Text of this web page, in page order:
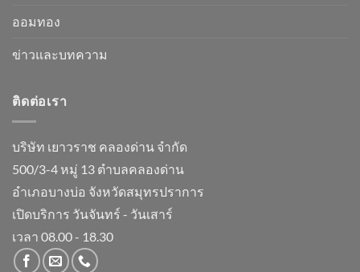
ออมทอง
ข่าวและบทความ
ติดต่อเรา
บริษัท เยาวราช คลองด่าน จำกัด
500/3-4 หมู่ 13 ตำบลคลองด่าน
อำเภอบางบ่อ จังหวัดสมุทรปราการ
เปิดบริการ วันจันทร์ - วันเสาร์
เวลา 08.00 - 18.30